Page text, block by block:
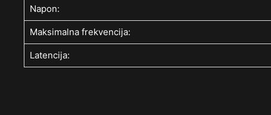
Napon:
Maksimalna frekvencija:
Latencija: